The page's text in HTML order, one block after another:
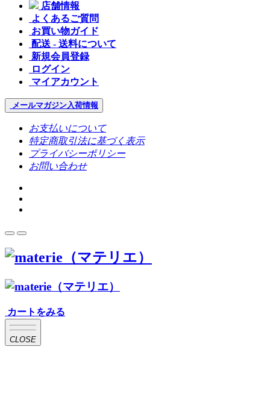
店舗情報
よくあるご質問
お買い物ガイド
配送 - 送料について
新規会員登録
ログイン
マイアカウント
メールマガジン入荷情報
お支払いについて
特定商取引法に基づく表示
プライバシーポリシー
お問い合わせ
カートをみる
CLOSE